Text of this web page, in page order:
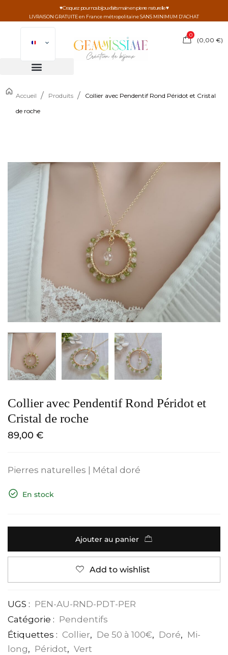
♥ Craquez pour nos bijoux faits main en pierre naturelle ♥
LIVRAISON GRATUITE en France métropolitaine SANS MINIMUM D’ACHAT
0
(0,00€)
Accueil / Produits / Collier avec Pendentif Rond Péridot et Cristal
de roche
Collier avec Pendentif Rond Péridot et
Cristal de roche
89,00 €
Pierres naturelles | Métal doré
En stock
Ajouter au panier
Add to wishlist
UGS : PEN-AU-RND-PDT-PER
Catégorie : Pendentifs
Étiquettes : Collier, De 50 à 100€, Doré, Mi-
long, Péridot, Vert